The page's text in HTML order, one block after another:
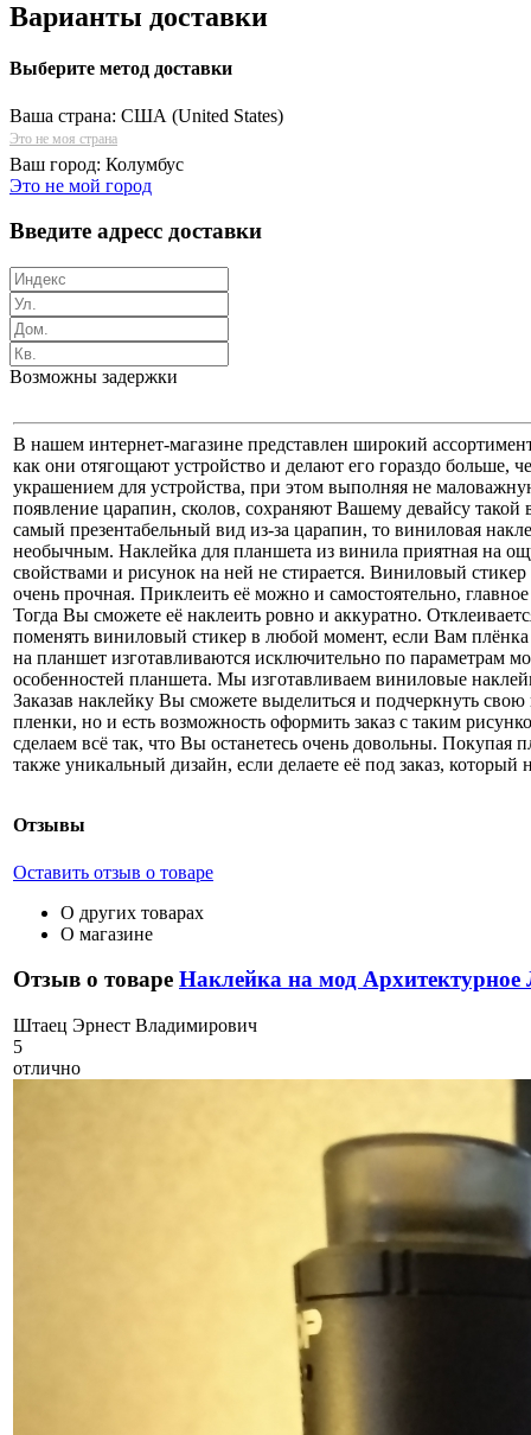
Варианты доставки
Выберите метод доставки
Ваша страна: США (United States)
Это не моя страна
Ваш город: Колумбус
Это не мой город
Введите адресс доставки
Возможны задержки
В нашем интернет-магазине представлен широкий
как они отягощают устройство и делают его гораздо
украшением для устройства, при этом выполняя не
появление царапин, сколов, сохраняют Вашему девайсу
самый презентабельный вид из-за царапин, то виниловая
необычным. Наклейка для планшета из винила приятная на
свойствами и рисунок на ней не стирается. Виниловый
очень прочная. Приклеить её можно и самостоятельно,
Тогда Вы сможете её наклеить ровно и аккуратно.
поменять виниловый стикер в любой момент, если Вам
на планшет изготавливаются исключительно по параметрам
особенностей планшета. Мы изготавливаем виниловые
Заказав наклейку Вы сможете выделиться и подчеркнуть
пленки, но и есть возможность оформить заказ с таким
сделаем всё так, что Вы останетесь очень довольны.
также уникальный дизайн, если делаете её под заказ, который
Отзывы
Оставить отзыв о товаре
О других товарах
О магазине
Отзыв о товаре Наклейка на мод Архитектурное
Штаец Эрнест Владимирович
5
отлично